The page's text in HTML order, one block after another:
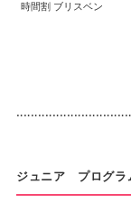
時間割 ブリスベン
ジュニア プログラ